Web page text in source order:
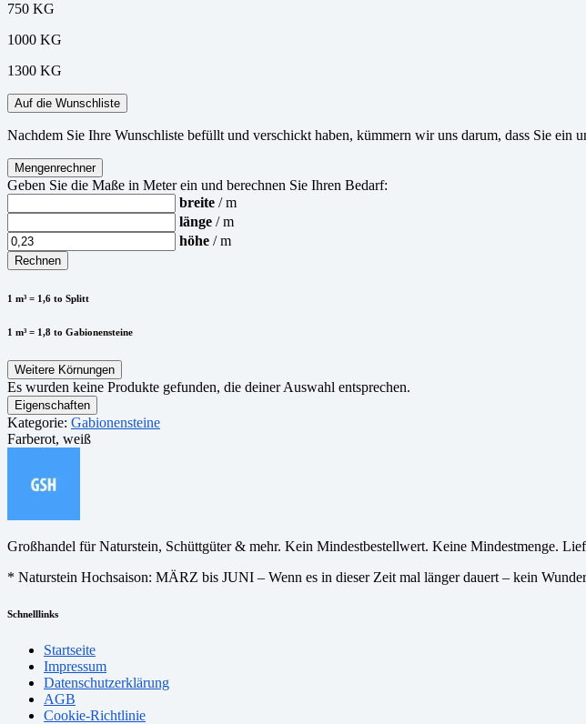
750 KG
1000 KG
1300 KG
Auf die Wunschliste
Nachdem Sie Ihre Wunschliste befüllt und verschickt haben, kümmern wir uns darum, dass Sie
Mengenrechner
Geben Sie die Maße in Meter ein und berechnen Sie Ihren Bedarf:
breite / m
länge / m
höhe / m
Rechnen
1 m³ = 1,6 to Splitt
1 m³ = 1,8 to Gabionensteine
Weitere Körnungen
Es wurden keine Produkte gefunden, die deiner Auswahl entsprechen.
Eigenschaften
Kategorie: Gabionensteine
Farberot, weiß
Großhandel für Naturstein, Schüttgüter & mehr. Kein Mindestbestellwert. Keine Mindestmenge.
* Naturstein Hochsaison: MÄRZ bis JUNI – Wenn es in dieser Zeit mal länger dauert – kein
Schnelllinks
Startseite
Impressum
Datenschutzerklärung
AGB
Cookie-Richtlinie